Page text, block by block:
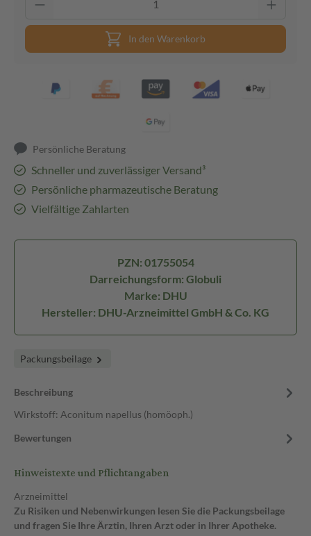
In den Warenkorb
Persönliche Beratung
Schneller und zuverlässiger Versand³
Persönliche pharmazeutische Beratung
Vielfältige Zahlarten
PZN: 01755054
Darreichungsform: Globuli
Marke: DHU
Hersteller: DHU-Arzneimittel GmbH & Co. KG
Packungsbeilage
Beschreibung
Wirkstoff: Aconitum napellus (homöoph.)
Bewertungen
Hinweistexte und Pflichtangaben
Arzneimittel
Zu Risiken und Nebenwirkungen lesen Sie die Packungsbeilage
und fragen Sie Ihre Ärztin, Ihren Arzt oder in Ihrer Apotheke.